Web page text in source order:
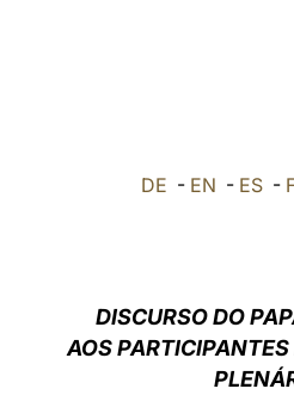
DE - EN - ES -
DISCURSO DO
AOS